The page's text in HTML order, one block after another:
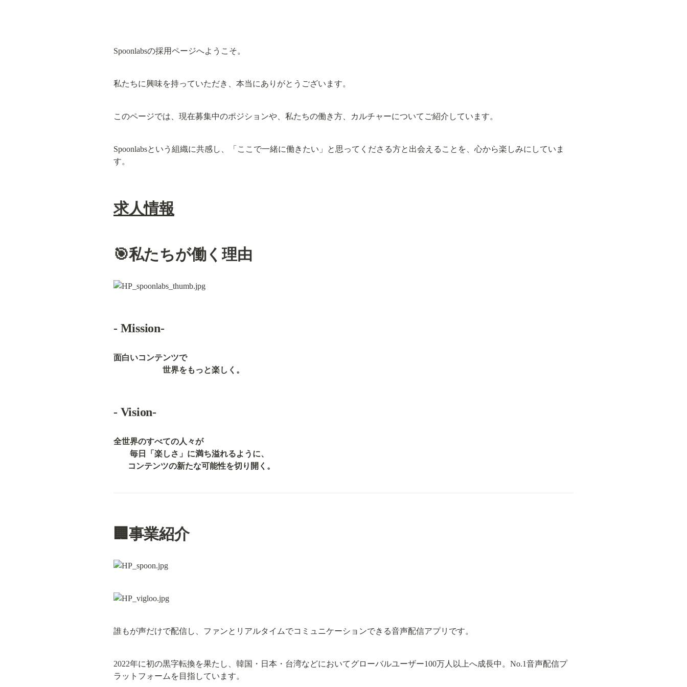
Spoonlabsの採用ページへようこそ。
私たちに興味を持っていただき、本当にありがとうございます。
このページでは、現在募集中のポジションや、私たちの働き方、カルチャーについてご紹介しています。
Spoonlabsという組織に共感し、「ここで一緒に働きたい」と思ってくださる方と出会えることを、心から楽しみにしていま
す。
求人情報
🎯私たちが働く理由
- Mission-
面白いコンテンツで
世界をもっと楽しく。
- Vision-
全世界のすべての人々が
毎日「楽しさ」に満ち溢れるように、
コンテンツの新たな可能性を切り開く。
🏢事業紹介
誰もが声だけで配信し、ファンとリアルタイムでコミュニケーションできる音声配信アプリです。
2022年に初の黒字転換を果たし、韓国・日本・台湾などにおいてグローバルユーザー100万人以上へ成長中。No.1音声配信プ
ラットフォームを目指しています。